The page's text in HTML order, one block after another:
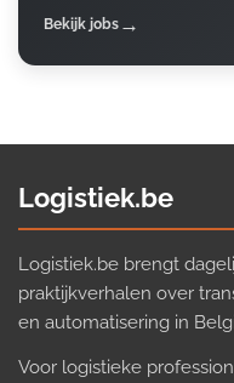
Bekijk jobs
Logistiek.be
Logistiek.be brengt
praktijkverhalen over
en automatisering in
Voor logistieke